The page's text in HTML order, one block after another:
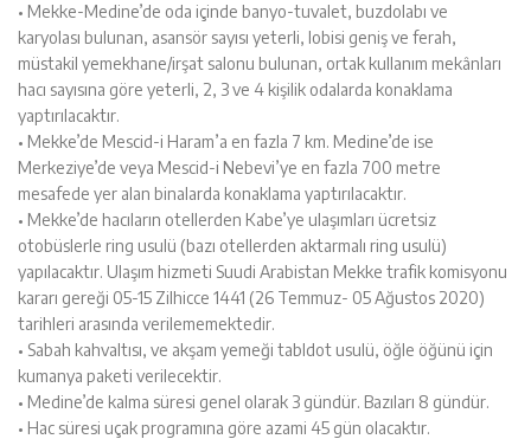
• Mekke-Medine’de oda içinde banyo-tuvalet, buzdolabı ve
karyolası bulunan, asansör sayısı yeterli, lobisi geniş ve ferah,
müstakil yemekhane/irşat salonu bulunan, ortak kullanım mekânları
hacı sayısına göre yeterli, 2, 3 ve 4 kişilik odalarda konaklama
yaptırılacaktır.
• Mekke’de Mescid-i Haram’a en fazla 7 km. Medine’de ise
Merkeziye’de veya Mescid-i Nebevi’ye en fazla 700 metre
mesafede yer alan binalarda konaklama yaptırılacaktır.
• Mekke’de hacıların otellerden Kabe’ye ulaşımları ücretsiz
otobüslerle ring usulü (bazı otellerden aktarmalı ring usulü)
yapılacaktır. Ulaşım hizmeti Suudi Arabistan Mekke trafik komisyonu
kararı gereği 05-15 Zilhicce 1441 (26 Temmuz- 05 Ağustos 2020)
tarihleri arasında verilememektedir.
• Sabah kahvaltısı, ve akşam yemeği tabldot usulü, öğle öğünü için
kumanya paketi verilecektir.
• Medine’de kalma süresi genel olarak 3 gündür. Bazıları 8 gündür.
• Hac süresi uçak programına göre azami 45 gün olacaktır.